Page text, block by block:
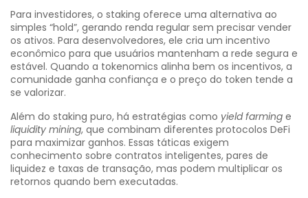
Para investidores, o staking oferece uma alternativa ao
simples “hold”, gerando renda regular sem precisar vender
os ativos. Para desenvolvedores, ele cria um incentivo
econômico para que usuários mantenham a rede segura e
estável. Quando a tokenomics alinha bem os incentivos, a
comunidade ganha confiança e o preço do token tende a
se valorizar.
Além do staking puro, há estratégias como yield farming e
liquidity mining, que combinam diferentes protocolos DeFi
para maximizar ganhos. Essas táticas exigem
conhecimento sobre contratos inteligentes, pares de
liquidez e taxas de transação, mas podem multiplicar os
retornos quando bem executadas.